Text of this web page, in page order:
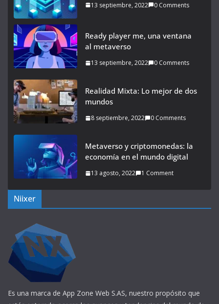
13 septiembre, 2022 0 Comments
Ready player me, una ventana
al metaverso
13 septiembre, 2022 0 Comments
Realidad Mixta: Lo mejor de dos
mundos
8 septiembre, 2022 0 Comments
Metaverso y criptomonedas: la
economía en el mundo digital
13 agosto, 2022 1 Comment
Niixer
Es una marca de App Zone Web S.AS, nuestro propósito que